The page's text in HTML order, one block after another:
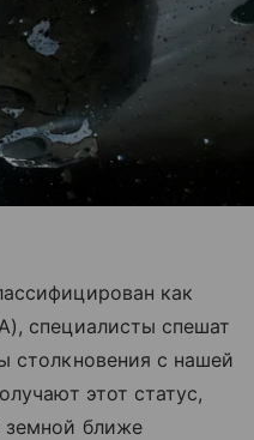
как
специалисты спешат
столкновения с нашей
этот статус,
земной ближе